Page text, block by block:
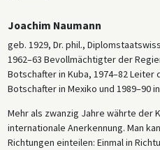
Joachim Naumann
geb. 1929, Dr. phil.,
1962–63 Bevollmächtigter der
Botschafter in Kuba, 1974–82 Leiter
Botschafter in Mexiko und 1989–90
Mehr als zwanzig Jahre währte der
internationale Anerkennung. Man
Richtungen einteilen: Einmal in